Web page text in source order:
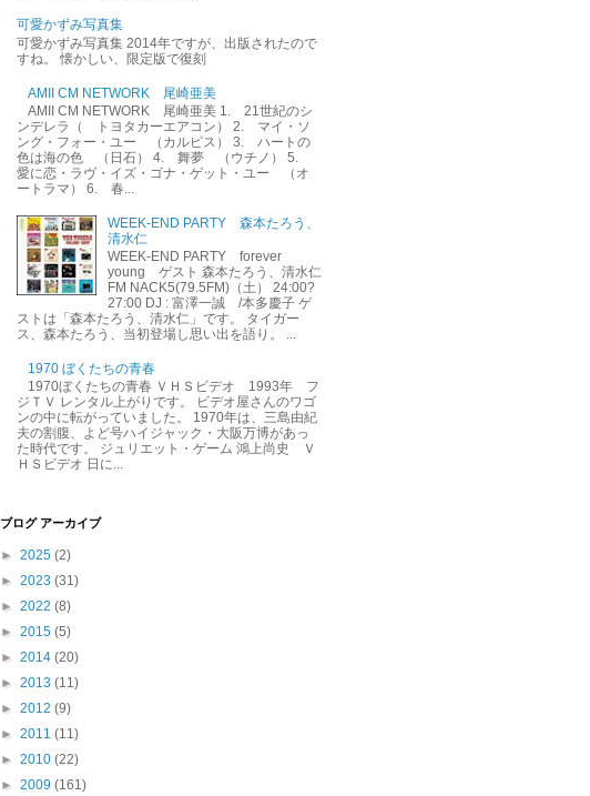
可愛かずみ写真集
可愛かずみ写真集 2014年ですが、出版されたので
すね。 懐かしい、限定版で復刻
AMII CM NETWORK 尾崎亜美
AMII CM NETWORK 尾崎亜美 1. 21世紀のシ
ンデレラ（ トヨタカーエアコン） 2. マイ・ソ
ング・フォー・ユー （カルピス） 3. ハートの
色は海の色 （日石） 4. 舞夢 （ウチノ） 5.
愛に恋・ラヴ・イズ・ゴナ・ゲット・ユー （オ
ートラマ） 6. 春...
WEEK-END PARTY 森本たろう、
清水仁
WEEK-END PARTY forever
young ゲスト 森本たろう、清水仁
FM NACK5(79.5FM)（土） 24:00?
27:00 DJ : 富澤一誠 /本多慶子 ゲ
ストは「森本たろう、清水仁」です。 タイガー
ス、森本たろう、当初登場し思い出を語り。 ...
1970 ぼくたちの青春
1970ぼくたちの青春 ＶＨＳビデオ 1993年 フ
ジＴＶ レンタル上がりです。 ビデオ屋さんのワゴ
ンの中に転がっていました。 1970年は、三島由紀
夫の割腹、よど号ハイジャック・大阪万博があっ
た時代です。 ジュリエット・ゲーム 鴻上尚史 Ｖ
ＨＳビデオ 日に...
ブログ アーカイブ
► 2025 (2)
► 2023 (31)
► 2022 (8)
► 2015 (5)
► 2014 (20)
► 2013 (11)
► 2012 (9)
► 2011 (11)
► 2010 (22)
► 2009 (161)